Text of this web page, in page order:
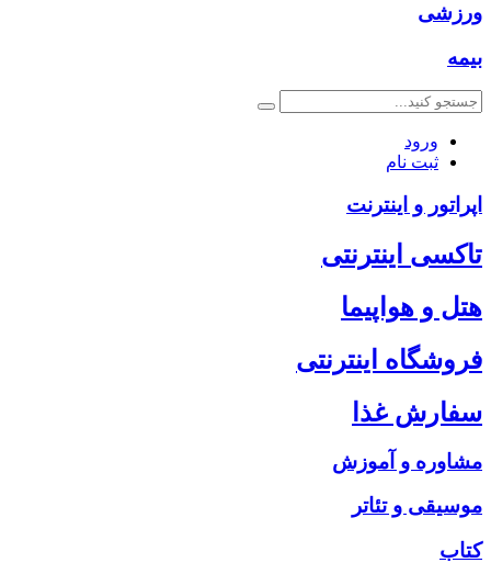
ورزشی
بیمه
ورود
ثبت نام
اپراتور و اینترنت
تاکسی اینترنتی
هتل و هواپیما
فروشگاه اینترنتی
سفارش غذا
مشاوره و آموزش
موسیقی و تئاتر
کتاب